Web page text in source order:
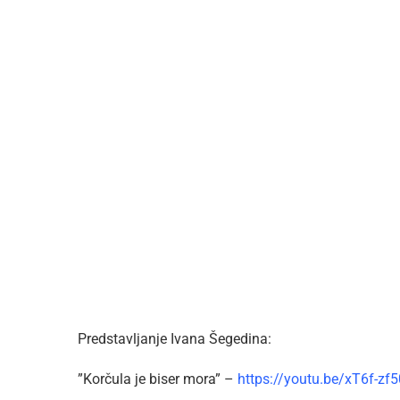
Predstavljanje Ivana Šegedina:
”Korčula je biser mora” – https://youtu.be/xT6f-